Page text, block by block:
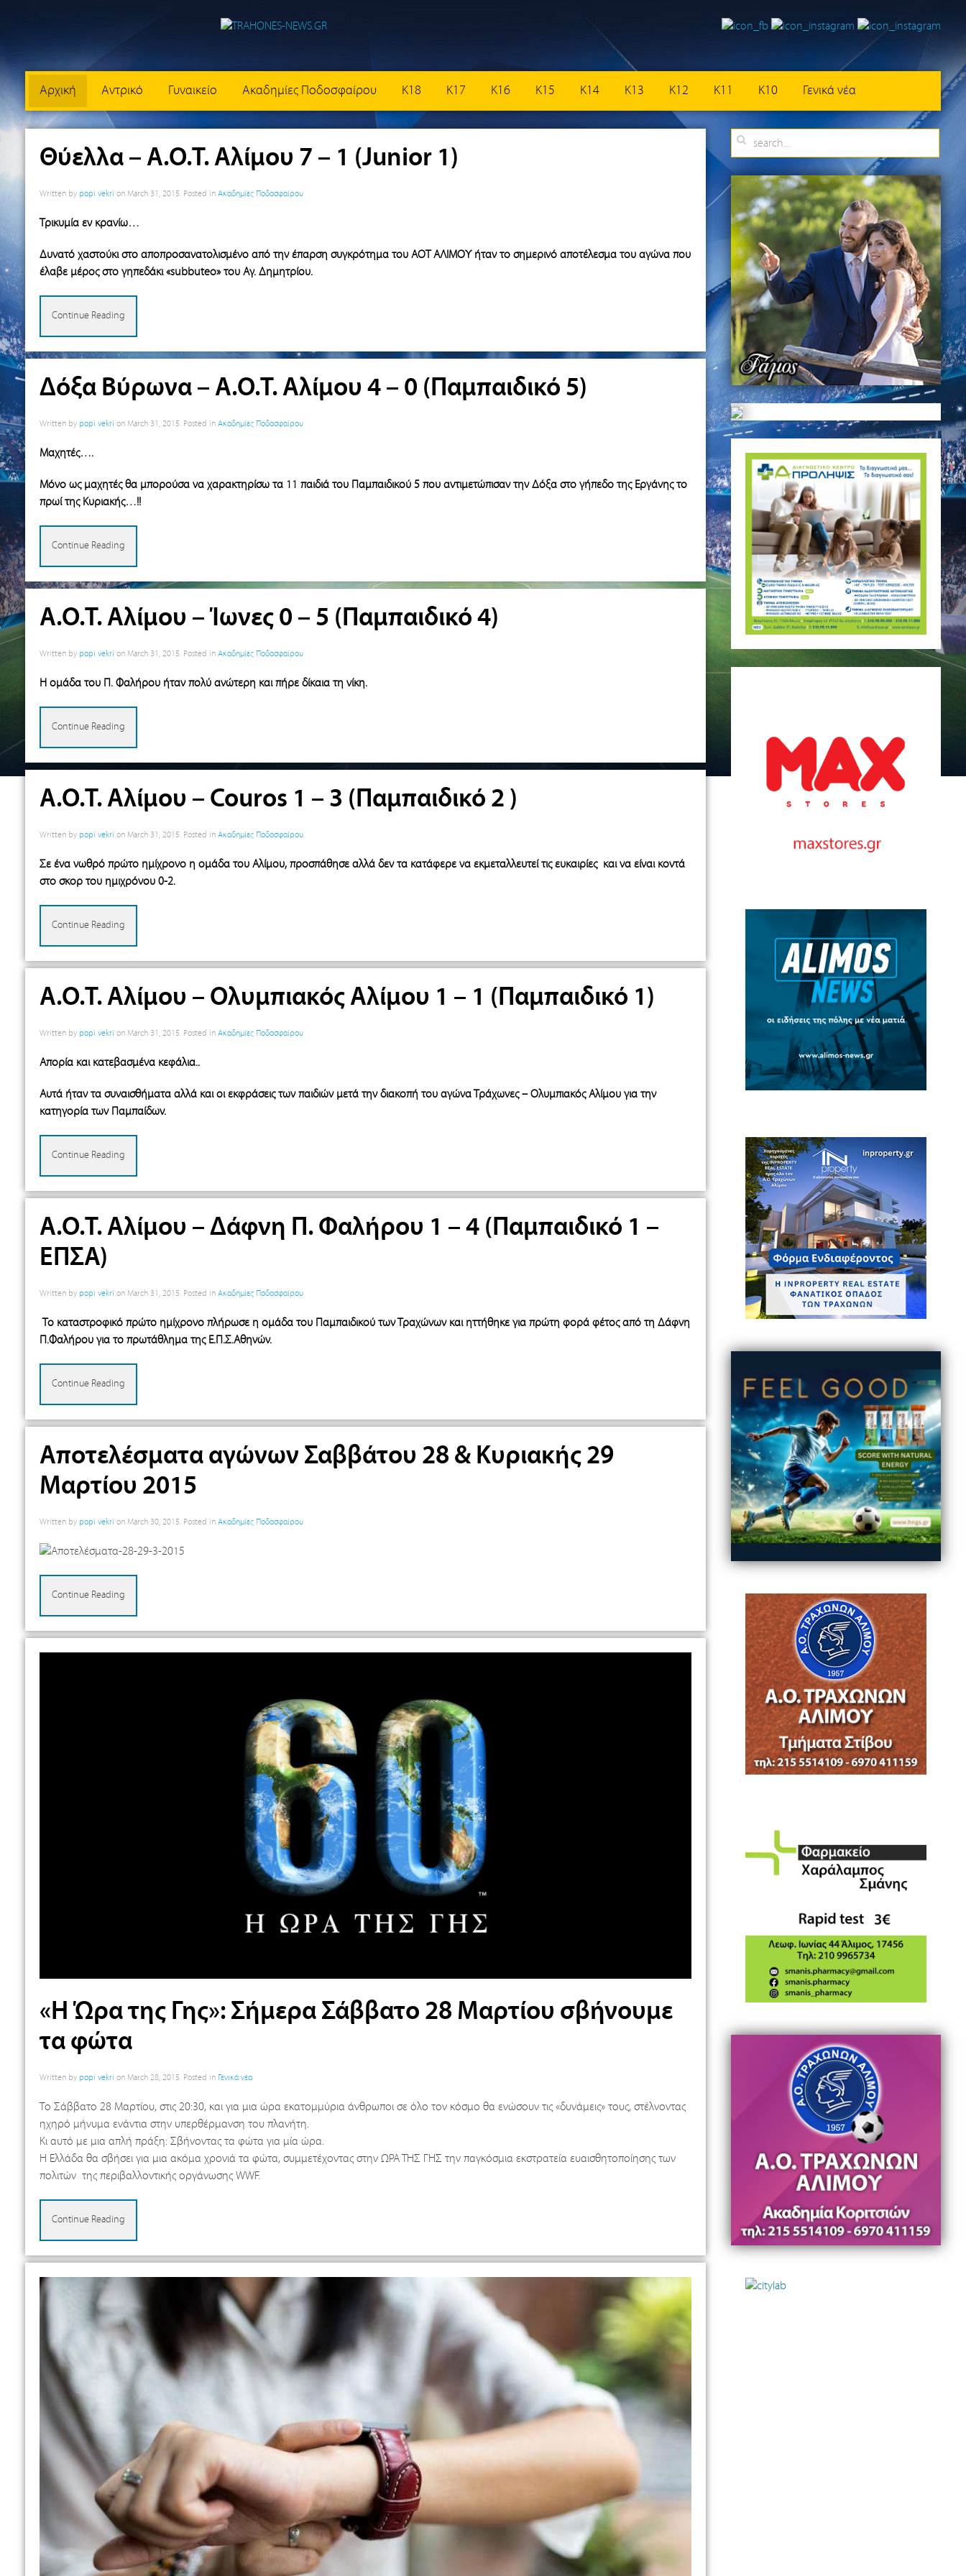
Αρχική Αντρικό Γυναικείο Ακαδημίες Ποδοσφαίρου K18 K17 K16 K15 K14 K13 K12 K11 K10 Γενικά νέα
Θύελλα – Α.Ο.Τ. Αλίμου 7 – 1 (Junior 1)
Written by popi vekri on March 31, 2015. Posted in Ακαδημίες Ποδοσφαίρου
Τρικυμία εν κρανίω…
Δυνατό χαστούκι στο αποπροσανατολισμένο από την έπαρση συγκρότημα του ΑΟΤ ΑΛΙΜΟΥ ήταν το σημερινό αποτέλεσμα του αγώνα που
έλαβε μέρος στο γηπεδάκι «subbuteo» του Αγ. Δημητρίου.
Continue Reading
Δόξα Βύρωνα – Α.Ο.Τ. Αλίμου 4 – 0 (Παμπαιδικό 5)
Written by popi vekri on March 31, 2015. Posted in Ακαδημίες Ποδοσφαίρου
Μαχητές….
Μόνο ως μαχητές θα μπορούσα να χαρακτηρίσω τα 11 παιδιά του Παμπαιδικού 5 που αντιμετώπισαν την Δόξα στο γήπεδο της Εργάνης το
πρωί της Κυριακής…!!
Continue Reading
Α.Ο.Τ. Αλίμου – Ίωνες 0 – 5 (Παμπαιδικό 4)
Written by popi vekri on March 31, 2015. Posted in Ακαδημίες Ποδοσφαίρου
Η ομάδα του Π. Φαλήρου ήταν πολύ ανώτερη και πήρε δίκαια τη νίκη.
Continue Reading
Α.Ο.Τ. Αλίμου – Couros 1 – 3 (Παμπαιδικό 2 )
Written by popi vekri on March 31, 2015. Posted in Ακαδημίες Ποδοσφαίρου
Σε ένα νωθρό πρώτο ημίχρονο η ομάδα του Αλίμου, προσπάθησε αλλά δεν τα κατάφερε να εκμεταλλευτεί τις ευκαιρίες και να είναι κοντά
στο σκορ του ημιχρόνου 0-2.
Continue Reading
A.Ο.Τ. Αλίμου – Ολυμπιακός Αλίμου 1 – 1 (Παμπαιδικό 1)
Written by popi vekri on March 31, 2015. Posted in Ακαδημίες Ποδοσφαίρου
Απορία και κατεβασμένα κεφάλια..
Αυτά ήταν τα συναισθήματα αλλά και οι εκφράσεις των παιδιών μετά την διακοπή του αγώνα Τράχωνες – Ολυμπιακός Αλίμου για την
κατηγορία των Παμπαίδων.
Continue Reading
A.Ο.Τ. Αλίμου – Δάφνη Π. Φαλήρου 1 – 4 (Παμπαιδικό 1 –
ΕΠΣΑ)
Written by popi vekri on March 31, 2015. Posted in Ακαδημίες Ποδοσφαίρου
Το καταστροφικό πρώτο ημίχρονο πλήρωσε η ομάδα του Παμπαιδικού των Τραχώνων και ηττήθηκε για πρώτη φορά φέτος από τη Δάφνη
Π.Φαλήρου για το πρωτάθλημα της Ε.Π.Σ.Αθηνών.
Continue Reading
Αποτελέσματα αγώνων Σαββάτου 28 & Κυριακής 29
Μαρτίου 2015
Written by popi vekri on March 30, 2015. Posted in Ακαδημίες Ποδοσφαίρου
Continue Reading
«Η Ώρα της Γης»: Σήμερα Σάββατο 28 Μαρτίου σβήνουμε
τα φώτα
Written by popi vekri on March 28, 2015. Posted in Γενικά νέα
Το Σάββατο 28 Μαρτίου, στις 20:30, και για μια ώρα εκατομμύρια άνθρωποι σε όλο τον κόσμο θα ενώσουν τις «δυνάμεις» τους, στέλνοντας
ηχηρό μήνυμα ενάντια στην υπερθέρμανση του πλανήτη.
Κι αυτό με μια απλή πράξη: Σβήνοντας τα φώτα για μία ώρα.
Η Ελλάδα θα σβήσει για μια ακόμα χρονιά τα φώτα, συμμετέχοντας στην ΩΡΑ ΤΗΣ ΓΗΣ την παγκόσμια εκστρατεία ευαισθητοποίησης των
πολιτών της περιβαλλοντικής οργάνωσης WWF.
Continue Reading